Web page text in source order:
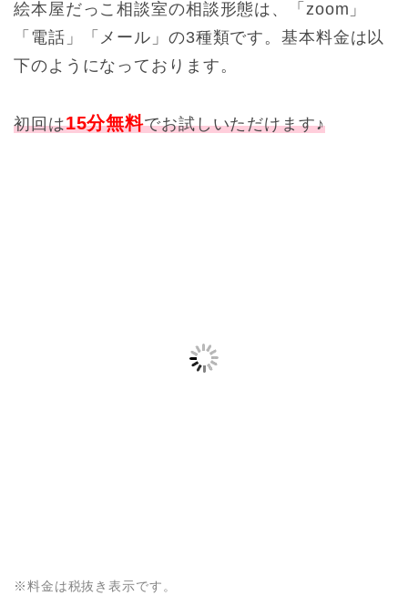
絵本屋だっこ相談室の相談形態は、「zoom」
「電話」「メール」の3種類です。基本料金は以
下のようになっております。
初回は15分無料でお試しいただけます♪
※料金は税抜き表示です。